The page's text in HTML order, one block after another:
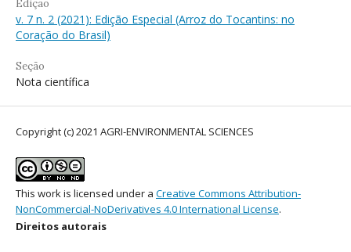
Edição
v. 7 n. 2 (2021): Edição Especial (Arroz do Tocantins: no
Coração do Brasil)
Seção
Nota científica
Copyright (c) 2021 AGRI-ENVIRONMENTAL SCIENCES
This work is licensed under a Creative Commons Attribution-
NonCommercial-NoDerivatives 4.0 International License.
Direitos autorais